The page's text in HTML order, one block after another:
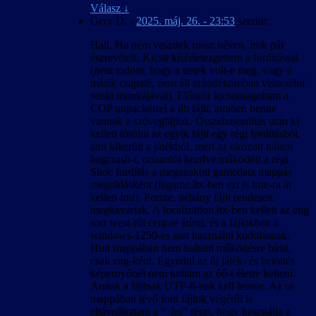
A 4:3-tól eltérő képarány okozta hibák javítva.
A kimerítő módszerkeresés és sokszori
időzítési hibák bizonyos esetekben, különösen
a rendszerindítás utáni első videó
lejátszásakor.
Hogy elkerüljük a játék váratlan kilépését,
fagyását és nem megfelelő viselkedését, a
felirattal lejátszott videók közben az Esc
billentyű le van tiltva, tehát (a játék bevezető
videóját kivéve) nem lehet őket leállítani.
2007. április 25. – v1.00
A magyar szöveg a játék 1.0001-es változata
alapján készült.
Igyekeztünk megőrizni a hibamentességet az
1.0000-ás változattal is.
Ez a honosítás a játékállások betölthetőségét
nem befolyásolja, de a betöltött játékban
előfordulhatnak anomáliák a nevek körül is.
Ennek oka valószínűleg az lehet, hogy az új
játék kezdésekor érvényes nyelven kiosztott
névsor és a megszerzett rejtekhely-leírások
belekerülnek a kimentett játékállásba. A
Válasz ↓
Gery D. - 2025. máj. 26. - 23:53 szerint:
Hali. Ha nem veszitek rossz néven, írok pár
észrevételt. Kicsit kísérletezgettem a fordítással
(nem tudom, hogy a tietek volt-e meg, vagy a
másik csapaté, nem áll szándékomban visszaélni
senki munkájával). Először kicsomagoltam a
COP unpackerrel a db fájlt, amiben benne
vannak a szövegfájlok. Összehasonlítás után ki
kellett törölni az egyik fájlt egy régi fordításból,
ami kikerült a játékból, mert az okozott nálam
bugcrash-t, onnantól kezdve működött a régi
Shoc fordítás a megszokott gamedata mappás
megoldásként (fsgame.ltx-ben ezt is true-ra át
kellett írni). Persze, néhány fájlt rendesen
megkavartak. A localization.ltx-ben kellett az eng
sort west-ről cent-re átírni, és a fájlokban a
windows-1250-es sort használni kódolásnak.
Hun mappában nem tudtam működésre bírni,
csak eng-ként. Egyedül az új játék- és betöltés
képernyőnél nem tudtam az őű-t életre kelteni.
Annak a fájlnak UTF-8-nak kell lennie. Az ui
mappában lévő font fájlok végéről is
eltávolítottam a “_hu” részt, hogy használja a